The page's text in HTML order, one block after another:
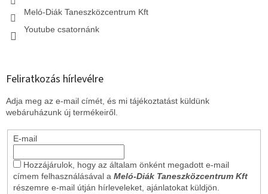
Meló-Diák Taneszközcentrum Kft
Youtube csatornánk
Feliratkozás hírlevélre
Adja meg az e-mail címét, és mi tájékoztatást küldünk
webáruházunk új termékeiről.
E-mail
Hozzájárulok, hogy az általam önként megadott e-mail
címem felhasználásával a Meló-Diák Taneszközcentrum Kft
részemre e-mail útján hírleveleket, ajánlatokat küldjön.